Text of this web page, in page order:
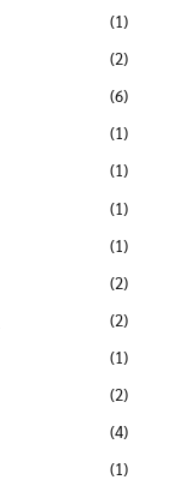
(1)
(2)
(6)
(1)
(1)
(1)
(1)
(2)
(2)
(1)
(2)
(4)
(1)